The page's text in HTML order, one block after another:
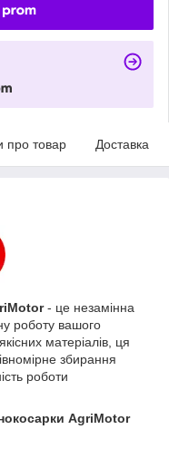
про товар Доставка
- це незамінна
роботу вашого
матеріалів, ця
збирання
роботи
AgriMotor